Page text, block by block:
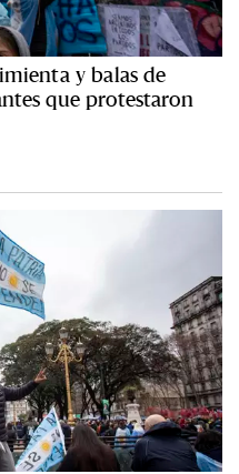
y balas de
que protestaron